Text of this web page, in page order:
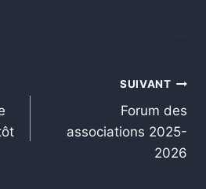
SUIVANT
Forum des
associations 2025-
2026